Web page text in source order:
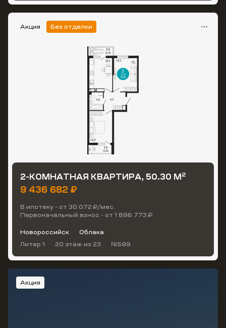
Акция Без отделки
2-КОМНАТНАЯ КВАРТИРА, 50.30 М2
9 436 682 ₽
В ипотеку - от 30 072 ₽/мес.
Первоначальный взнос - от 1 896 773 ₽
Новороссийск
Облака
Литер 1
20 этаж из 23 №599
Акция